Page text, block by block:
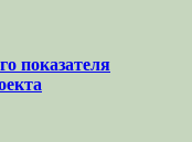
показателя